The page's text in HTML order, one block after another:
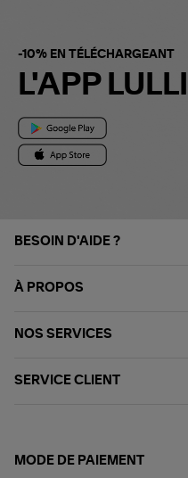
-10% EN TÉLÉCHARGEANT
L'APP LULLI
BESOIN D'AIDE ?
À PROPOS
NOS SERVICES
SERVICE CLIENT
MODE DE PAIEMENT